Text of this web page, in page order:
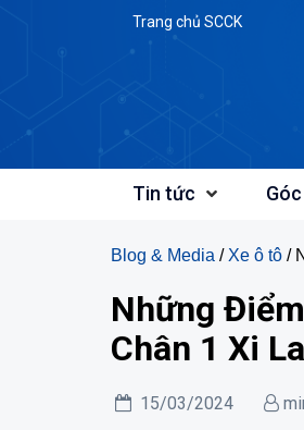
Trang chủ SCCK
Tin tức
Blog & Media /Xe ô tô /
Những
Chân 1 Xi
15/03/2024